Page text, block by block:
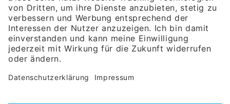
81671 München
Tel:+49 180 5949260
(Festnetz 14 ct/min, Mobil max. 42 ct/min)
Hotline
Datenschutzerklärung